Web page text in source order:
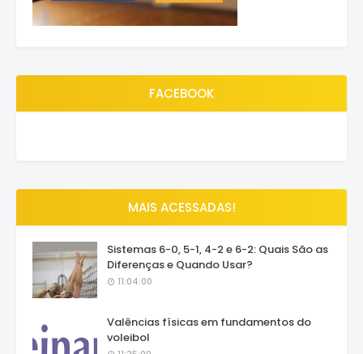
FACEBOOK
MAIS ACESSADAS!
Sistemas 6-0, 5-1, 4-2 e 6-2: Quais São as
Diferenças e Quando Usar?
11:04:00
Valências físicas em fundamentos do
voleibol